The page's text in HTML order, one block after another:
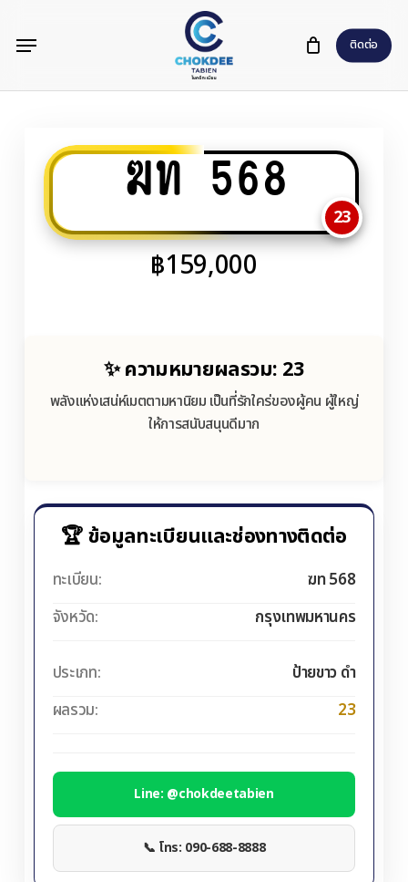
content
ติดต่อ
Menu
ฆท 568
23
฿159,000
✨ ความหมายผลรวม: 23
พลังแห่งเสน่ห์เมตตามหานิยม เป็นที่รักใคร่ของผู้คน ผู้ใหญ่
ให้การสนับสนุนดีมาก
🏆 ข้อมูลทะเบียนและช่องทางติดต่อ
ทะเบียน:
ฆท 568
จังหวัด:
กรุงเทพมหานคร
ประเภท:
ป้ายขาว ดำ
ผลรวม:
23
Line: @chokdeetabien
📞 โทร: 090-688-8888